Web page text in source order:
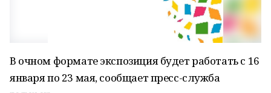
В очном формате экспозиция будет работать с 16
января по 23 мая, сообщает пресс-служба